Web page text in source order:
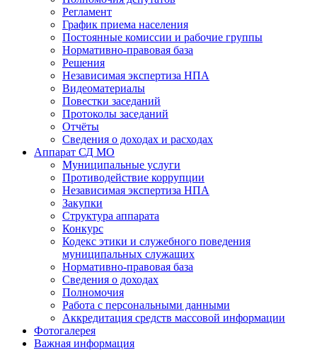
Регламент
График приема населения
Постоянные комиссии и рабочие группы
Нормативно-правовая база
Решения
Независимая экспертиза НПА
Видеоматериалы
Повестки заседаний
Протоколы заседаний
Отчёты
Сведения о доходах и расходах
Аппарат СД МО
Муниципальные услуги
Противодействие коррупции
Независимая экспертиза НПА
Закупки
Структура аппарата
Конкурс
Кодекс этики и служебного поведения
муниципальных служащих
Нормативно-правовая база
Сведения о доходах
Полномочия
Работа с персональными данными
Аккредитация средств массовой информации
Фотогалерея
Важная информация